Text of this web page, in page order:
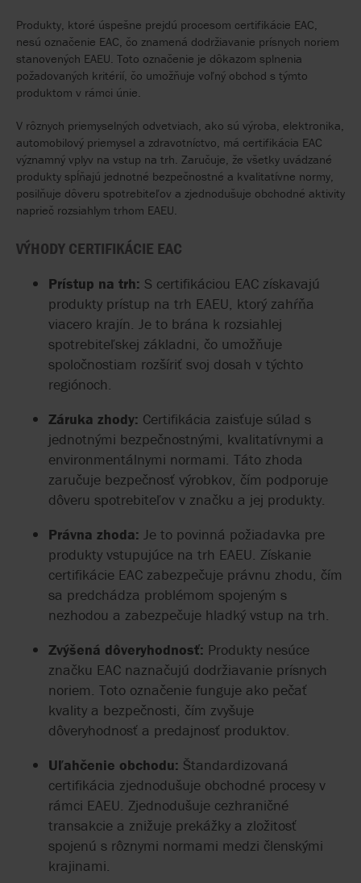
Produkty, ktoré úspešne prejdú procesom certifikácie EAC,
nesú označenie EAC, čo znamená dodržiavanie prísnych noriem
stanovených EAEU. Toto označenie je dôkazom splnenia
požadovaných kritérií, čo umožňuje voľný obchod s týmto
produktom v rámci únie.
V rôznych priemyselných odvetviach, ako sú výroba, elektronika,
automobilový priemysel a zdravotníctvo, má certifikácia EAC
významný vplyv na vstup na trh. Zaručuje, že všetky uvádzané
produkty spĺňajú jednotné bezpečnostné a kvalitatívne normy,
posilňuje dôveru spotrebiteľov a zjednodušuje obchodné aktivity
naprieč rozsiahlym trhom EAEU.
VÝHODY CERTIFIKÁCIE EAC
Prístup na trh: S certifikáciou EAC získavajú
produkty prístup na trh EAEU, ktorý zahŕňa
viacero krajín. Je to brána k rozsiahlej
spotrebiteľskej základni, čo umožňuje
spoločnostiam rozšíriť svoj dosah v týchto
regiónoch.
Záruka zhody: Certifikácia zaisťuje súlad s
jednotnými bezpečnostnými, kvalitatívnymi a
environmentálnymi normami. Táto zhoda
zaručuje bezpečnosť výrobkov, čím podporuje
dôveru spotrebiteľov v značku a jej produkty.
Právna zhoda: Je to povinná požiadavka pre
produkty vstupujúce na trh EAEU. Získanie
certifikácie EAC zabezpečuje právnu zhodu, čím
sa predchádza problémom spojeným s
nezhodou a zabezpečuje hladký vstup na trh.
Zvýšená dôveryhodnosť: Produkty nesúce
značku EAC naznačujú dodržiavanie prísnych
noriem. Toto označenie funguje ako pečať
kvality a bezpečnosti, čím zvyšuje
dôveryhodnosť a predajnosť produktov.
Uľahčenie obchodu: Štandardizovaná
certifikácia zjednodušuje obchodné procesy v
rámci EAEU. Zjednodušuje cezhraničné
transakcie a znižuje prekážky a zložitosť
spojenú s rôznymi normami medzi členskými
krajinami.